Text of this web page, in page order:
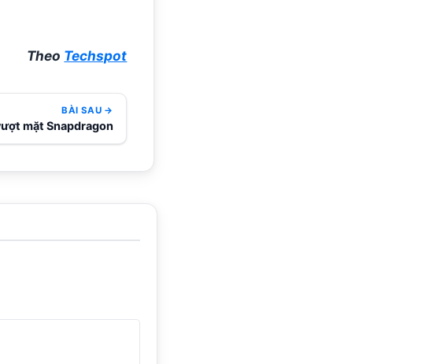
Theo Techspot
BÀI SAU →
mặt Snapdragon